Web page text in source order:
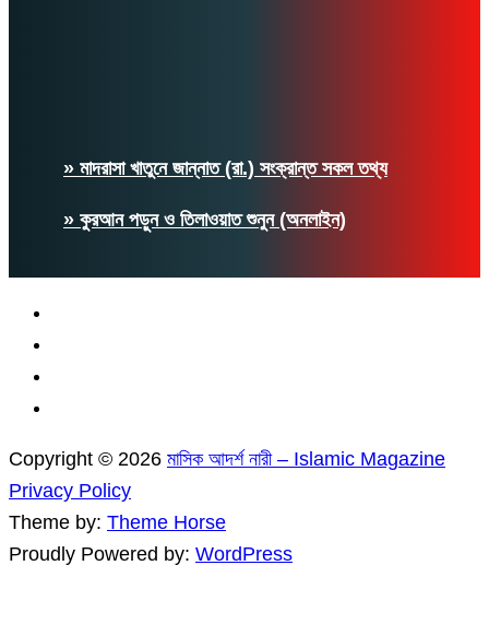
» মাদরাসা খাতুনে জান্নাত (রা.) সংক্রান্ত সকল তথ্য
» কুরআন পড়ুন ও তিলাওয়াত শুনুন (অনলাইন)
Copyright © 2026 মাসিক আদর্শ নারী – Islamic Magazine
Privacy Policy
Theme by: Theme Horse
Proudly Powered by: WordPress